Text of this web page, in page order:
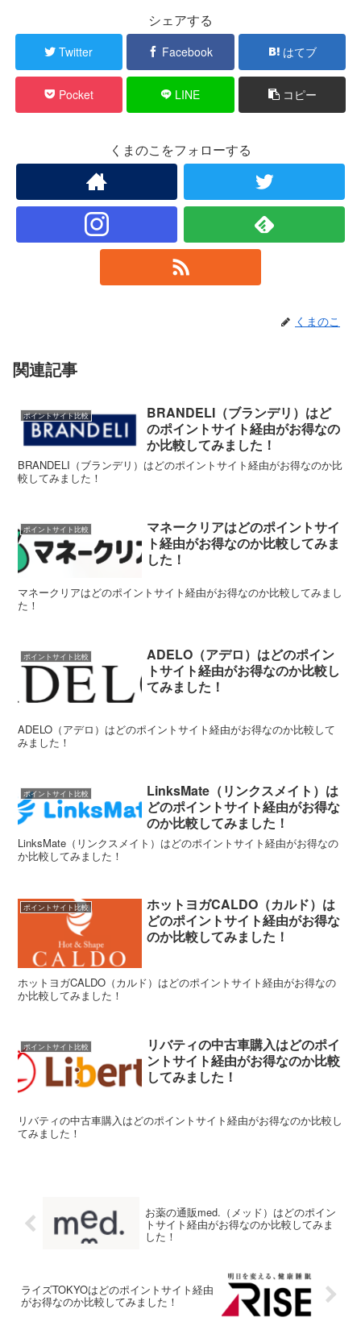
シェアする
Twitter Facebook はてブ
Pocket LINE コピー
くまのこをフォローする
くまのこ
関連記事
ポイントサイト比較
BRANDELI（ブランデリ）はど
のポイントサイト経由がお得なの
か比較してみました！
BRANDELI（ブランデリ）はどのポイントサイト経由がお得なのか比
較してみました！
ポイントサイト比較
マネークリアはどのポイントサイ
ト経由がお得なのか比較してみま
した！
マネークリアはどのポイントサイト経由がお得なのか比較してみまし
た！
ポイントサイト比較
ADELO（アデロ）はどのポイン
トサイト経由がお得なのか比較し
てみました！
ADELO（アデロ）はどのポイントサイト経由がお得なのか比較して
みました！
ポイントサイト比較
LinksMate（リンクスメイト）は
どのポイントサイト経由がお得な
のか比較してみました！
LinksMate（リンクスメイト）はどのポイントサイト経由がお得なの
か比較してみました！
ポイントサイト比較
ホットヨガCALDO（カルド）は
どのポイントサイト経由がお得な
のか比較してみました！
ホットヨガCALDO（カルド）はどのポイントサイト経由がお得なの
か比較してみました！
ポイントサイト比較
リバティの中古車購入はどのポイ
ントサイト経由がお得なのか比較
してみました！
リバティの中古車購入はどのポイントサイト経由がお得なのか比較し
てみました！
お薬の通販med.（メッド）はどのポイン
トサイト経由がお得なのか比較してみま
した！
ライズTOKYOはどのポイントサイト経由
がお得なのか比較してみました！